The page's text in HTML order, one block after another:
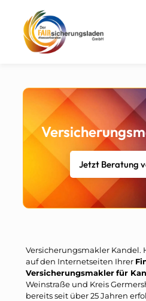
Jetzt Beratung
Versicherungsmakler
auf den Internetseiten Ihrer
Versicherungsmaklerfür
Weinstraße und Kreis
bereits seit über 25 Jahren